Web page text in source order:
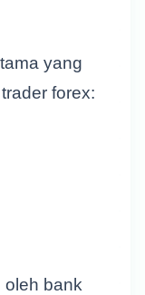
yang
forex:
oleh bank